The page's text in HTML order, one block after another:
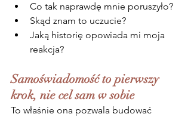
Co tak naprawdę mnie poruszyło?
Skąd znam to uczucie?
Jaką historię opowiada mi moja
reakcja?
Samoświadomość to pierwszy
krok, nie cel sam w sobie
To właśnie ona pozwala budować